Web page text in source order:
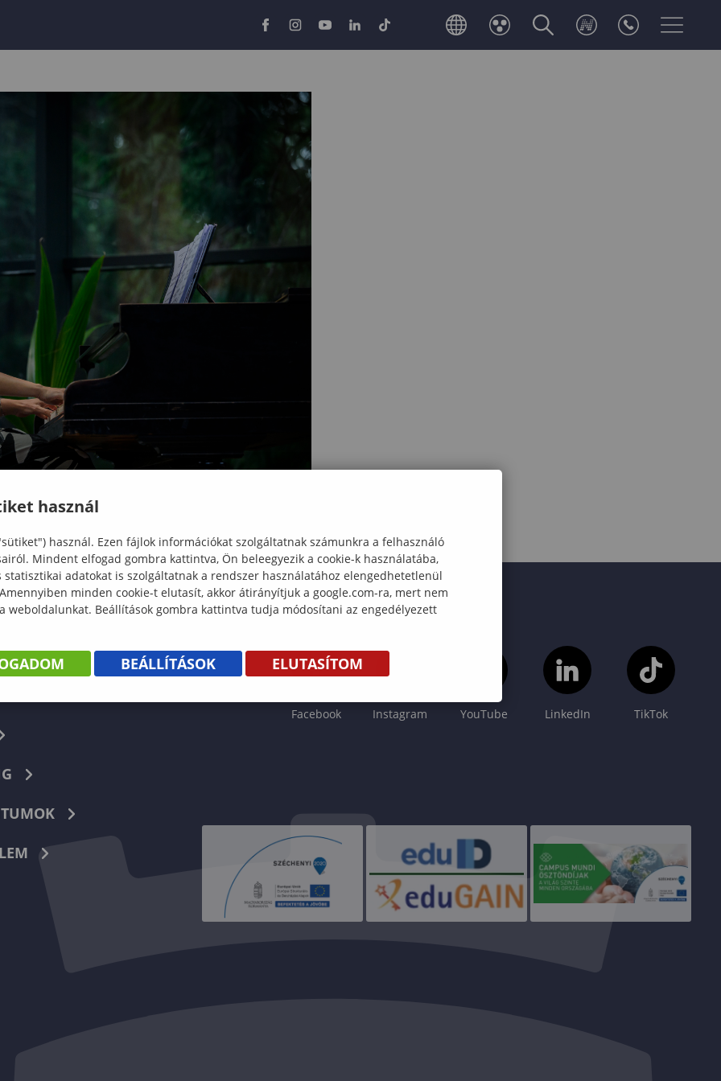
Facebook Instagram YouTube LinkedIn TikTok
használ
használ. Ezen fájlok információkat szolgáltatnak számunkra a felhasználó
Mindent elfogad gombra kattintva, Ön beleegyezik a cookie-k használatába,
statisztikai adatokat is szolgáltatnak a rendszer használatához elengedhetetlenül
minden cookie-t elutasít, akkor átirányítjuk a google.com-ra, mert nem
weboldalunkat. Beállítások gombra kattintva tudja módosítani az engedélyezett
BEÁLLÍTÁSOK ELUTASÍTOM